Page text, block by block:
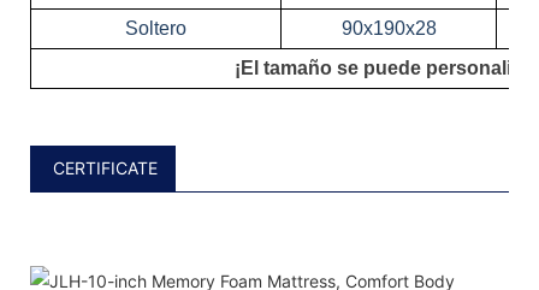
Soltero
90x190x28
¡El tamaño se puede
CERTIFICATE